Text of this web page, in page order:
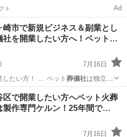
ト Ad
崎市で新規ビジネス＆副業とし
社を開業したい方へ！ペット…
7月16日
を開業したい方！ … ペット 葬儀社は独立・
開業サポートとして… ジネスとして
… ト火葬車を使用した葬儀社開業を
区で開業したい方へペット火葬
製作専門ケルン！25年間で…
7月16日